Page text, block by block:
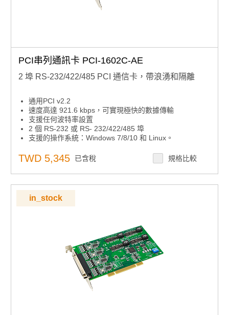
PCI串列通訊卡 PCI-1602C-AE
2 埠 RS-232/422/485 PCI 通信卡，帶浪湧和隔離
通用PCI v2.2
速度高達 921.6 kbps，可實現極快的數據傳輸
支援任何波特率設置
2 個 RS-232 或 RS- 232/422/485 埠
支援的操作系統：Windows 7/8/10 和 Linux。
TWD 5,345 已含稅 規格比較
in_stock